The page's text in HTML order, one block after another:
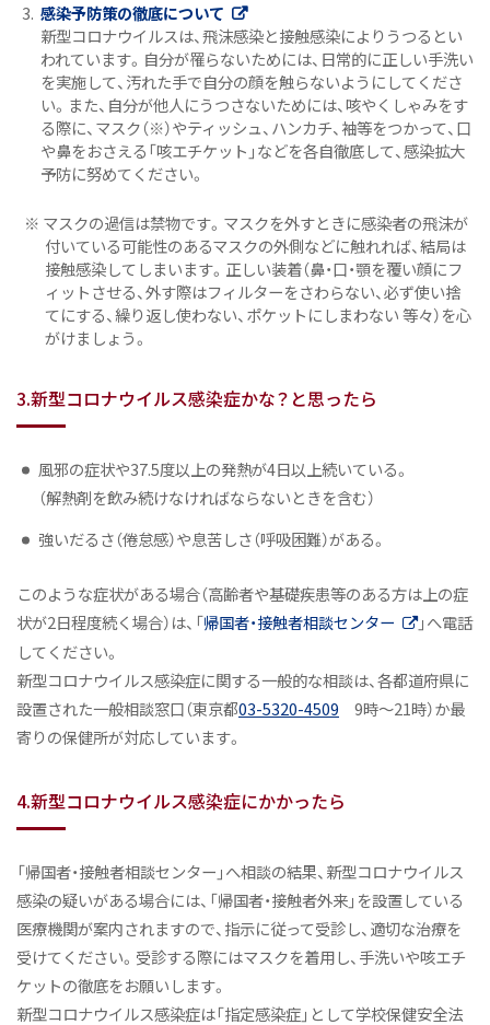
感染予防策の徹底について
新型コロナウイルスは、飛沫感染と接触感染によりうつるとい
われています。自分が罹らないためには、日常的に正しい手洗い
を実施して、汚れた手で自分の顔を触らないようにしてくださ
い。また、自分が他人にうつさないためには、咳やくしゃみをす
る際に、マスク（※）やティッシュ、ハンカチ、袖等をつかって、口
や鼻をおさえる「咳エチケット」などを各自徹底して、感染拡大
予防に努めてください。
※ マスクの過信は禁物です。マスクを外すときに感染者の飛沫が
付いている可能性のあるマスクの外側などに触れれば、結局は
接触感染してしまいます。正しい装着（鼻・口・顎を覆い顔にフ
ィットさせる、外す際はフィルターをさわらない、必ず使い捨
てにする、繰り返し使わない、ポケットにしまわない 等々）を心
がけましょう。
3.新型コロナウイルス感染症かな？と思ったら
風邪の症状や37.5度以上の発熱が4日以上続いている。
（解熱剤を飲み続けなければならないときを含む）
強いだるさ（倦怠感）や息苦しさ（呼吸困難）がある。
このような症状がある場合（高齢者や基礎疾患等のある方は上の症
状が2日程度続く場合）は、「帰国者・接触者相談センター
」へ電話
してください。
新型コロナウイルス感染症に関する一般的な相談は、各都道府県に
設置された一般相談窓口（東京都03-5320-4509 9時～21時）か最
寄りの保健所が対応しています。
4.新型コロナウイルス感染症にかかったら
「帰国者・接触者相談センター」へ相談の結果、新型コロナウイルス
感染の疑いがある場合には、「帰国者・接触者外来」を設置している
医療機関が案内されますので、指示に従って受診し、適切な治療を
受けてください。受診する際にはマスクを着用し、手洗いや咳エチ
ケットの徹底をお願いします。
新型コロナウイルス感染症は「指定感染症」として学校保健安全法